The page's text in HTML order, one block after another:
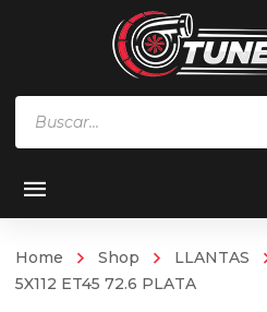
Home Shop LLANTAS
5X112 ET45 72.6 PLATA